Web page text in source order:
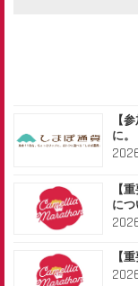
【
に。
【
につ
【